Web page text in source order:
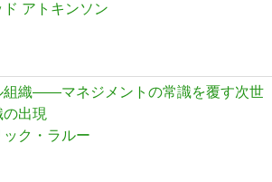
ド アトキンソン
組織――マネジメントの常識を覆す次世
出現
ック・ラルー